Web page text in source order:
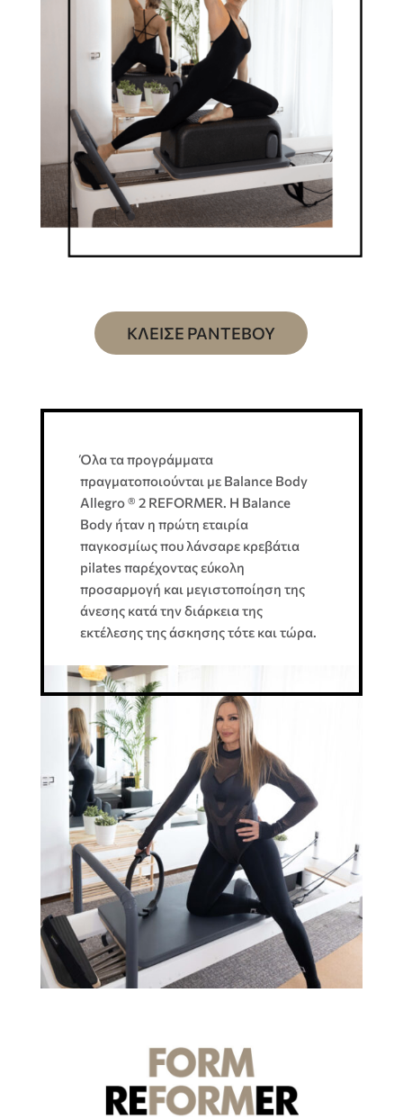
ΚΛΕΙΣΕ ΡΑΝΤΕΒΟΥ
Όλα τα προγράμματα
πραγματοποιούνται με Balance Body
Allegro ® 2 REFORMER. Η Balance
Body ήταν η πρώτη εταιρία
παγκοσμίως που λάνσαρε κρεβάτια
pilates παρέχοντας εύκολη
προσαρμογή και μεγιστοποίηση της
άνεσης κατά την διάρκεια της
εκτέλεσης της άσκησης τότε και τώρα.